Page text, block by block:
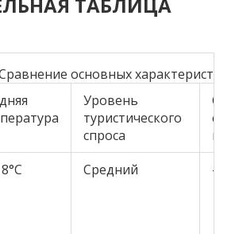
основных характеристик
Уровень
туристического
спроса
Средний -